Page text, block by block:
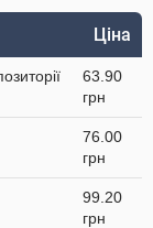
Ціна
63.90
грн
76.00
грн
99.20
грн